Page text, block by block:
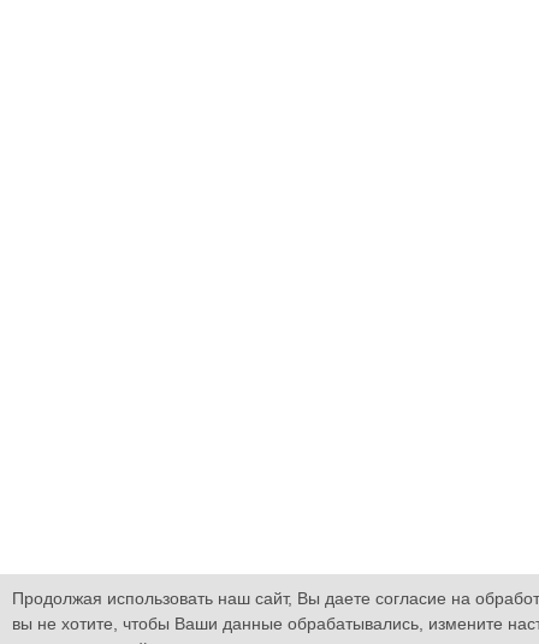
Продолжая использовать наш сайт, Вы даете согласие на
вы не хотите, чтобы Ваши данные обрабатывались, измените